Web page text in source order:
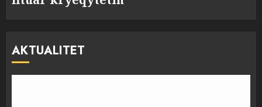
AKTUALITET